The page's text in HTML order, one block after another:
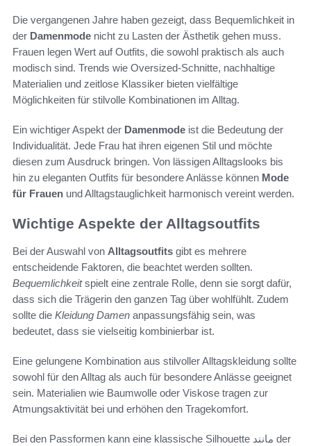
Die vergangenen Jahre haben gezeigt, dass Bequemlichkeit in
der Damenmode nicht zu Lasten der Ästhetik gehen muss.
Frauen legen Wert auf Outfits, die sowohl praktisch als auch
modisch sind. Trends wie Oversized-Schnitte, nachhaltige
Materialien und zeitlose Klassiker bieten vielfältige
Möglichkeiten für stilvolle Kombinationen im Alltag.
Ein wichtiger Aspekt der Damenmode ist die Bedeutung der
Individualität. Jede Frau hat ihren eigenen Stil und möchte
diesen zum Ausdruck bringen. Von lässigen Alltagslooks bis
hin zu eleganten Outfits für besondere Anlässe können Mode
für Frauen und Alltagstauglichkeit harmonisch vereint werden.
Wichtige Aspekte der Alltagsoutfits
Bei der Auswahl von Alltagsoutfits gibt es mehrere
entscheidende Faktoren, die beachtet werden sollten.
Bequemlichkeitspielt eine zentrale Rolle, denn sie sorgt dafür,
dass sich die Trägerin den ganzen Tag über wohlfühlt. Zudem
sollte die Kleidung Damen anpassungsfähig sein, was
bedeutet, dass sie vielseitig kombinierbar ist.
Eine gelungene Kombination aus stilvoller Alltagskleidung sollte
sowohl für den Alltag als auch für besondere Anlässe geeignet
sein. Materialien wie Baumwolle oder Viskose tragen zur
Atmungsaktivität bei und erhöhen den Tragekomfort.
Bei den Passformen kann eine klassische Silhouette مانند der